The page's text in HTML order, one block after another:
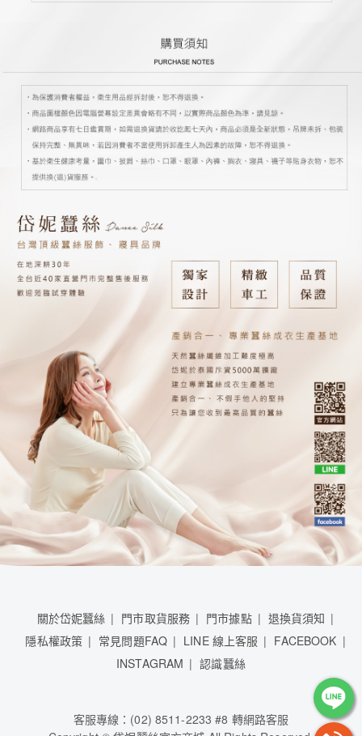
關於岱妮蠶絲 門市取貨服務 門市據點
退換貨須知
隱私權政策
常見問題FAQ LINE 線上客服
FACEBOOK
INSTAGRAM
認識蠶絲
客服專線：(02) 8511-2233 #8 轉網路客服